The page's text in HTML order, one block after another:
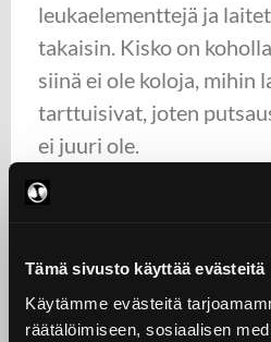
Tämä sivusto käyttää evästeitä
Käytämme evästeitä
räätälöimiseen, sosiaalisen
leukaelementtejä ja
takaisin. Kisko on
siinä ei ole koloja, mihin
tarttuisivat, joten
ei juuri ole.
Polundin kiskot ovat
kappale halutaan
kiinnitysraudoilla,
tyhjentää ja käyttää